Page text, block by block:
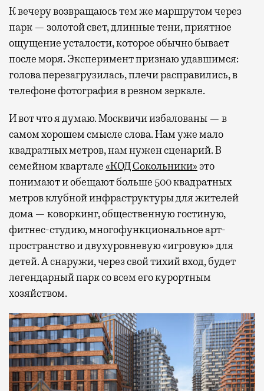
К вечеру возвращаюсь тем же маршрутом через
парк — золотой свет, длинные тени, приятное
ощущение усталости, которое обычно бывает
после моря. Эксперимент признаю удавшимся:
голова перезагрузилась, плечи расправились, в
телефоне фотография в резном зеркале.
И вот что я думаю. Москвичи избалованы — в
самом хорошем смысле слова. Нам уже мало
квадратных метров, нам нужен сценарий. В
семейном квартале«КОД Сокольники»это
понимают и обещают больше 500 квадратных
метров клубной инфраструктуры для жителей
дома — коворкинг, общественную гостиную,
фитнес-студию, многофункциональное арт-
пространство и двухуровневую «игровую» для
детей. А снаружи, через свой тихий вход, будет
легендарный парк со всем его курортным
хозяйством.